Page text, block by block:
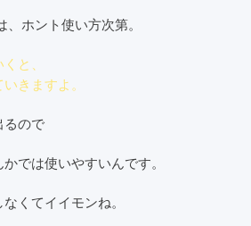
ホント使い方次第。
と、
きますよ。
るので
では使いやすいんです。
くてイイモンね。